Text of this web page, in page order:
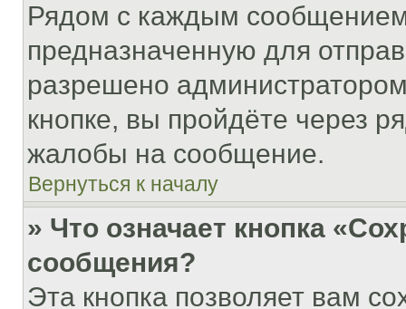
Рядом с каждым сообщением
предназначенную для
разрешено
кнопке, вы пройдёте через
жалобы на сообщение.
Вернуться к началу
» Что означает кнопка
сообщения?
Эта кнопка позволяет вам